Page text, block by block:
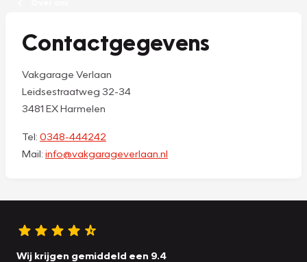
Contactgegevens
Vakgarage Verlaan
Leidsestraatweg 32-34
3481 EX Harmelen
Tel: 0348-444242
Mail: info@vakgarageverlaan.nl
Wij krijgen gemiddeld een 9.4